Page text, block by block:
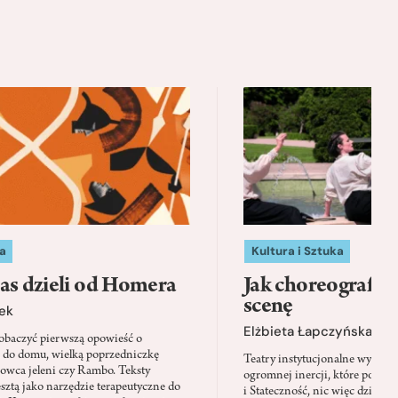
dzieli od Homera
pierwszą opowieść o
domu, wielką poprzedniczkę
jeleni czy Rambo. Teksty
jako narzędzie terapeutyczne do
Kultura i Sztuka
Jak
scenę
Elżbieta Łapczyńska
Teatry instytucjonalne
ogromnej inercji, które ponad
i Stateczność, nic więc